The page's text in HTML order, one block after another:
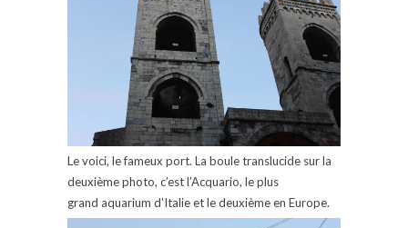
Le voici, le fameux port. La boule translucide sur la
deuxième photo, c’est l’Acquario, le plus
grand aquarium d’Italie et le deuxième en Europe.